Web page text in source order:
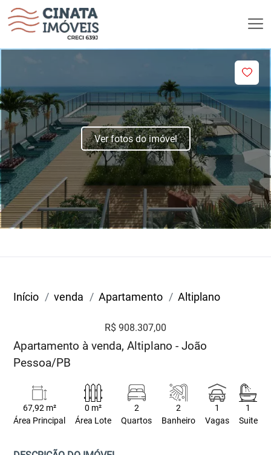
Ver fotos do imóvel
Início venda Apartamento Altiplano
R$ 908.307,00
Apartamento à venda, Altiplano - João
Pessoa/PB
67,92 m²
Área Principal
0 m²
Área Lote
2
Quartos
2
Banheiro
1
Vagas
1
Suite